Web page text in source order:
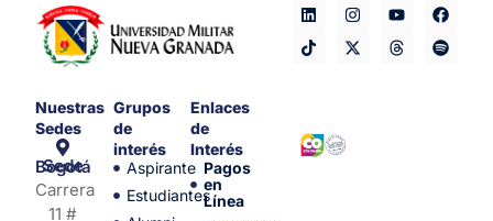
Nuestras
Sedes
Sede Bogotá
Carrera
11 #
Grupos
de
interés
Aspirante
Estudiantes
Enlaces
de
Interés
Pagos
en
Línea